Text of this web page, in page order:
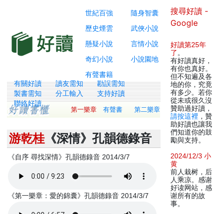
世紀百強
隨身智囊
歷史煙雲
武俠小說
懸疑小說
言情小說
奇幻小說
小說園地
有聲書籍
有關好讀 讀友需知
勘誤需知
製書需知
分工輸入
支持好讀
聯絡好讀
第一樂章 有聲書 第二樂章
游乾桂 《深情》孔韻德錄音
《自序 尋找深情》孔韻德錄音 2014/3/7
《第一樂章：愛的錦囊》孔韻德錄音 2014/3/7
搜尋好讀 -
Google
好讀第25年
了 。
有好讀真好，
有你也真好。
但不知遍及各
地的你，究竟
有多少。若你
從未或很久沒
贊助過好讀，
請按這裡 ，贊
助好讀也讓我
們知道你的鼓
勵與支持。
2024/12/3 小
黄
前人栽树，后
人乘凉。感谢
好读网站，感
谢所有的故
事。